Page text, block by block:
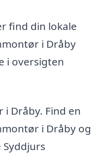
find din lokale
i Dråby
i oversigten
Dråby. Find en
i Dråby og